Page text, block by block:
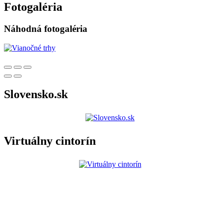
Fotogaléria
Náhodná fotogaléria
Slovensko.sk
Virtuálny cintorín